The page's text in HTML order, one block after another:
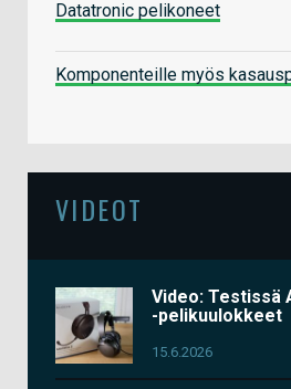
Datatronic pelikoneet
Komponenteille myös
VIDEOT
Video: Testissä
-pelikuulokkeet
15.6.2026